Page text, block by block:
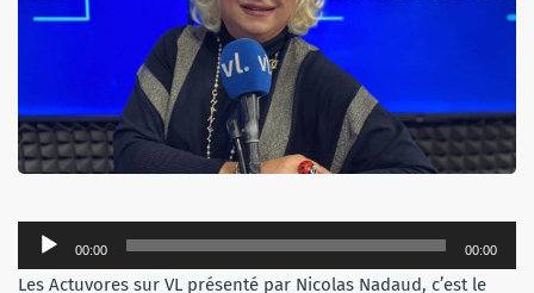
Lecteur
audio
00:00 00:00
Les Actuvores sur VL présenté par Nicolas Nadaud, c’est le